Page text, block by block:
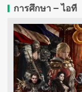
การศึกษา – ไอที